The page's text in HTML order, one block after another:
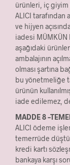
ürünleri, iç giyim
ALICI tarafından
ve hijyen
iadesi MÜMKÜN
aşağıdaki
ambalajının
olması şartına
bu yönetmeliğe
ürünün
iade edilemez,
MADDE 8
ALICI ödeme
temerrüde
kredi kartı
bankaya karşı